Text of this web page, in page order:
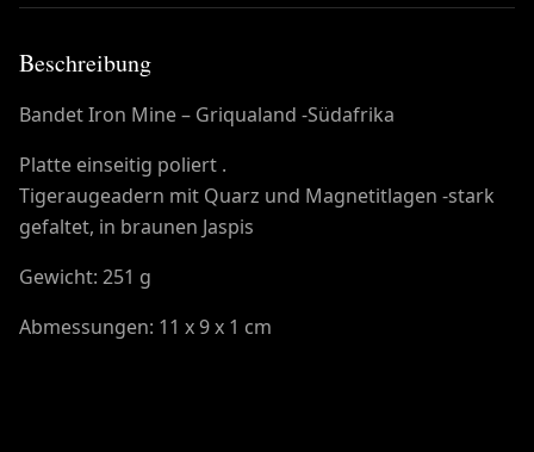
Beschreibung
Bandet Iron Mine – Griqualand -Südafrika
Platte einseitig poliert .
Tigeraugeadern mit Quarz und Magnetitlagen -stark
gefaltet, in braunen Jaspis
Gewicht: 251 g
Abmessungen: 11 x 9 x 1 cm